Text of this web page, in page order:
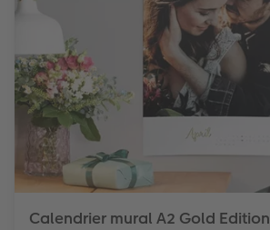
Calendrier mural A2 Gold Edition